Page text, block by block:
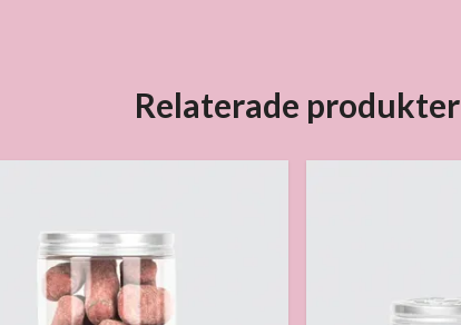
Relaterade produkter